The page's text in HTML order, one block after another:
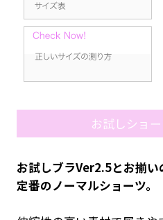
お試しショ
お試しブラVer2.5とお揃い
定番のノーマルショーツ。